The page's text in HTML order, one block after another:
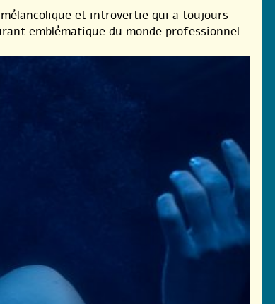
et introvertie qui a toujours
emblématique du monde professionnel